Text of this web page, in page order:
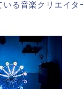
いる音楽クリエイタ